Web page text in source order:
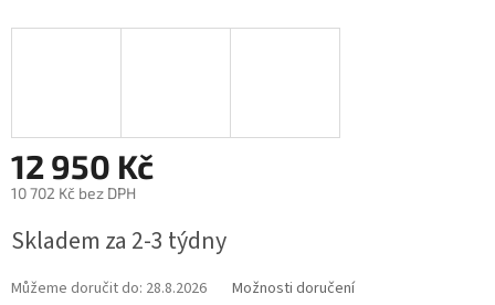
12 950 Kč
10 702 Kč bez DPH
cena:
Skladem za 2-3 týdny
Můžeme doručit do: 28.8.2026 Možnosti doručení